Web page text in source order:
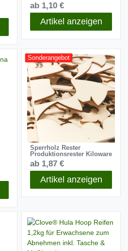
ab 1,10 €
Artikel anzeigen
Sonderangebot
Sperrholz Rester
Produktionsrester Kiloware
ab 1,87 €
Artikel anzeigen